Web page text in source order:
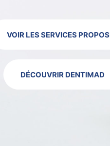
VOIR LES SERVICES
DÉCOUVRIR DENTIMAD